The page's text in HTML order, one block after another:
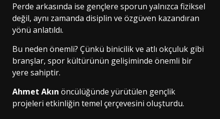
Perde arkasında ise gençlere sporun yalnızca fiziksel
değil, aynı zamanda disiplin ve özgüven kazandıran
yönü anlatıldı.
Bu neden önemli? Çünkü binicilik ve atlı okçuluk gibi
branşlar, spor kültürünün gelişiminde önemli bir
yere sahiptir.
Ahmet Akın öncülüğünde yürütülen gençlik
projeleri etkinliğin temel çerçevesini oluşturdu.